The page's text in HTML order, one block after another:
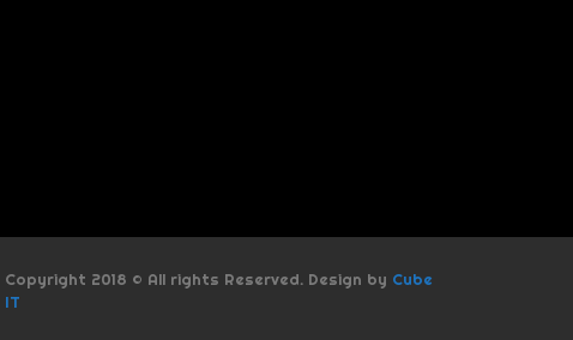
Copyright 2018 © All rights Reserved. Design by Cube
IT